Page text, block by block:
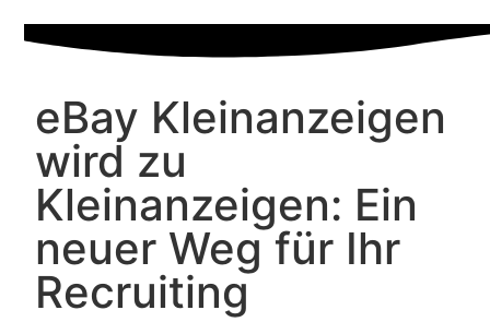
eBay Kleinanzeigen
wird zu
Kleinanzeigen: Ein
neuer Weg für Ihr
Recruiting